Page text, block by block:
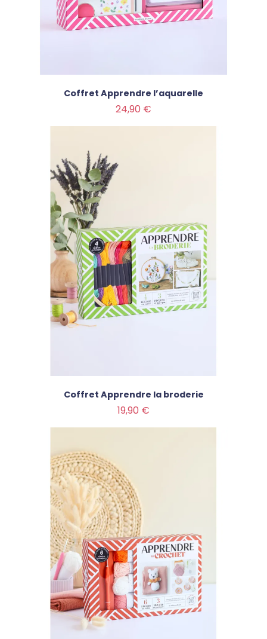
Coffret Apprendre l’aquarelle
24,90 €
Coffret Apprendre la broderie
19,90 €